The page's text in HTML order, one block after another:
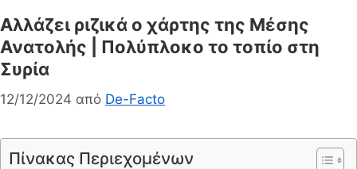
Αλλάζει ριζικά ο χάρτης της Μέσης
Ανατολής | Πολύπλοκο το τοπίο στη
Συρία
12/12/2024 από De-Facto
Πίνακας Περιεχομένων